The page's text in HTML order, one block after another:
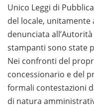
Unico Leggi di
del locale, unitamente
denunciata
stampanti sono state
Nei confronti del
concessionario e del
formali contestazioni
di natura